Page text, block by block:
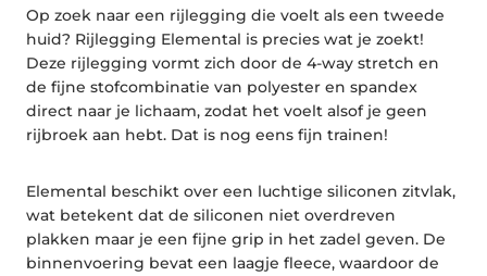
Op zoek naar een rijlegging die voelt als een tweede
huid? Rijlegging Elemental is precies wat je zoekt!
Deze rijlegging vormt zich door de 4-way stretch en
de fijne stofcombinatie van polyester en spandex
direct naar je lichaam, zodat het voelt alsof je geen
rijbroek aan hebt. Dat is nog eens fijn trainen!
Elemental beschikt over een luchtige siliconen zitvlak,
wat betekent dat de siliconen niet overdreven
plakken maar je een fijne grip in het zadel geven. De
binnenvoering bevat een laagje fleece, waardoor de